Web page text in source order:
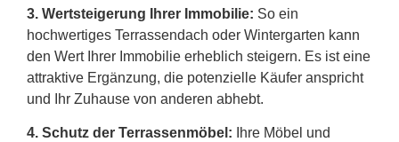
3. Wertsteigerung Ihrer Immobilie: So ein
hochwertiges Terrassendach oder Wintergarten kann
den Wert Ihrer Immobilie erheblich steigern. Es ist eine
attraktive Ergänzung, die potenzielle Käufer anspricht
und Ihr Zuhause von anderen abhebt.
4. Schutz der Terrassenmöbel: Ihre Möbel und